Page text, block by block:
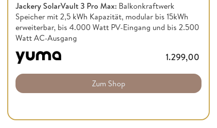
Jackery SolarVault 3 Pro Max: Balkonkraftwerk
Speicher mit 2,5 kWh Kapazität, modular bis 15kWh
erweiterbar, bis 4.000 Watt PV-Eingang und bis 2.500
Watt AC-Ausgang
1.299,00
Zum Shop